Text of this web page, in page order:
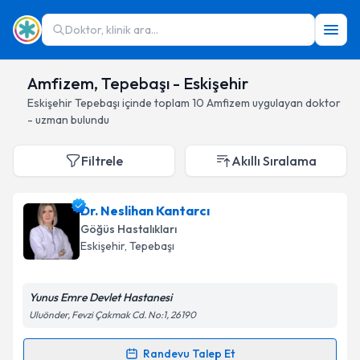
Doktor, klinik ara...
Amfizem, Tepebaşı - Eskişehir
EskişehirTepebaşı içinde toplam 10 Amfizem uygulayan doktor
- uzman bulundu
Filtrele Akıllı Sıralama
Dr. Neslihan Kantarcı
Göğüs Hastalıkları
Eskişehir, Tepebaşı
Yunus Emre Devlet Hastanesi
Uluönder, Fevzi Çakmak Cd. No:1, 26190
Randevu Talep Et